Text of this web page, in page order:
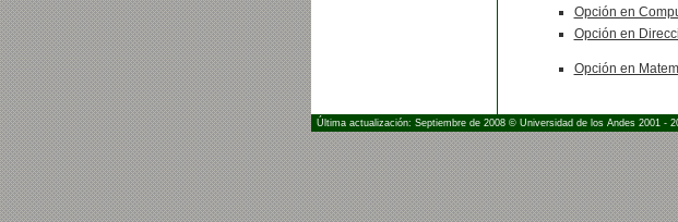
Opción en
Opción en
Opción en
Última actualización: Septiembre de 2008 © Universidad de los Andes 2001 -